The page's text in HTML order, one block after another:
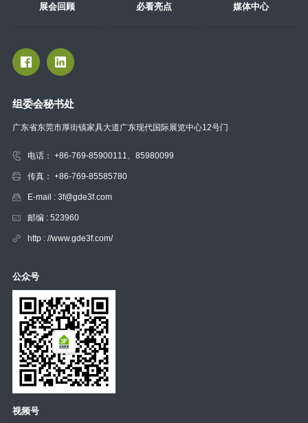
展会回顾 必看亮点 媒体中心
组委会秘书处
广东省东莞市厚街镇家具大道广东现代国际展览中心12号门
电话： +86-769-85900111、85980099
传真： +86-769-85585780
E-mail : 3f@gde3f.com
邮编 : 523960
http : //www.gde3f.com/
公众号
视频号